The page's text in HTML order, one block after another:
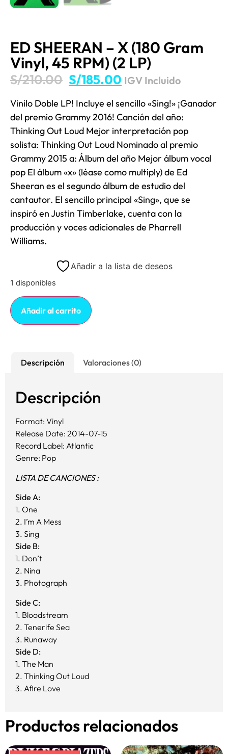
ED SHEERAN – X (180 Gram
Vinyl, 45 RPM) (2 LP)
S/210.00 S/185.00 IGV Incluido
Vinilo Doble LP! Incluye el sencillo «Sing!» ¡Ganador
del premio Grammy 2016! Canción del año:
Thinking Out Loud Mejor interpretación pop
solista: Thinking Out Loud Nominado al premio
Grammy 2015 a: Álbum del año Mejor álbum vocal
pop El álbum «x» (léase como multiply) de Ed
Sheeran es el segundo álbum de estudio del
cantautor. El sencillo principal «Sing», que se
inspiró en Justin Timberlake, cuenta con la
producción y voces adicionales de Pharrell
Williams.
Añadir a la lista de deseos
1 disponibles
Añadir al carrito
Descripción Valoraciones (0)
Descripción
Format: Vinyl
Release Date: 2014-07-15
Record Label: Atlantic
Genre: Pop
LISTA DE CANCIONES :
Side A:
1. One
2. I’m A Mess
3. Sing
Side B:
1. Don’t
2. Nina
3. Photograph
Side C:
1. Bloodstream
2. Tenerife Sea
3. Runaway
Side D:
1. The Man
2. Thinking Out Loud
3. Afire Love
Productos relacionados